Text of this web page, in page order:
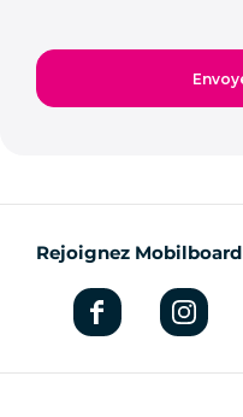
Rejoignez